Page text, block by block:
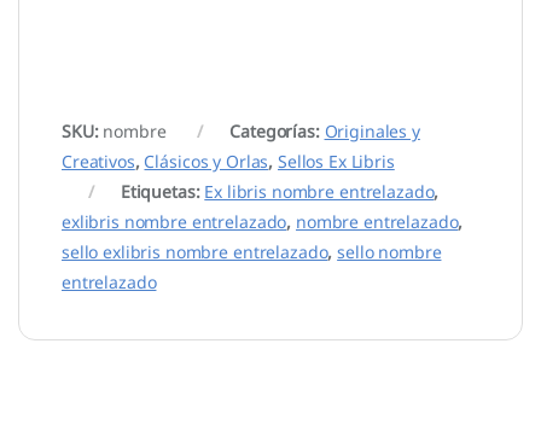
SKU: nombre Categorías: Originales y
Creativos, Clásicos y Orlas, Sellos Ex Libris
Etiquetas: Ex libris nombre entrelazado,
exlibris nombre entrelazado, nombre entrelazado,
sello exlibris nombre entrelazado,sello nombre
entrelazado